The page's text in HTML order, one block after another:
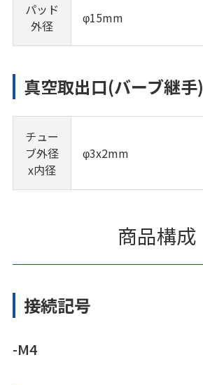
パッド
外径
φ15mm
真空取出口(バーブ継手)
チュー
ブ外径
x内径
φ3x2mm
商品構成
接続記号
-M4